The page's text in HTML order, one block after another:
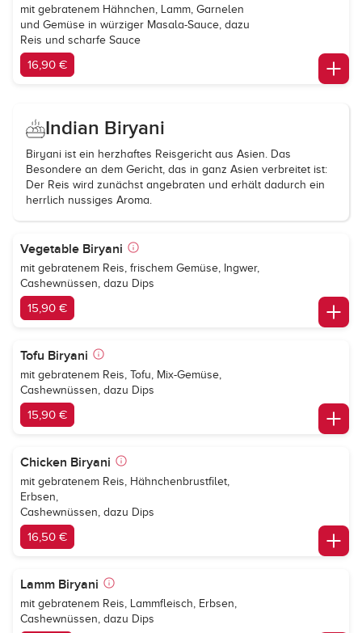
mit gebratenem Hähnchen, Lamm, Garnelen
und Gemüse in würziger Masala-Sauce, dazu
Reis und scharfe Sauce
16,90 €
Indian Biryani
Biryani ist ein herzhaftes Reisgericht aus Asien. Das
Besondere an dem Gericht, das in ganz Asien verbreitet ist:
Der Reis wird zunächst angebraten und erhält dadurch ein
herrlich nussiges Aroma.
Vegetable Biryani
mit gebratenem Reis, frischem Gemüse, Ingwer,
Cashewnüssen, dazu Dips
15,90 €
Tofu Biryani
mit gebratenem Reis, Tofu, Mix-Gemüse,
Cashewnüssen, dazu Dips
15,90 €
Chicken Biryani
mit gebratenem Reis, Hähnchenbrustfilet,
Erbsen,
Cashewnüssen, dazu Dips
16,50 €
Lamm Biryani
mit gebratenem Reis, Lammfleisch, Erbsen,
Cashewnüssen, dazu Dips